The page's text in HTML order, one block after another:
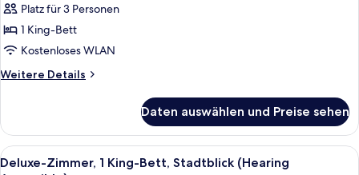
Deluxe-
Zimmer,
1 King-
Bett,
Stadtblick
Platz für 3 Personen
1 King-Bett
Kostenloses WLAN
Weitere Details
Weitere
Zimmer,
1 King-
Bett,
Daten auswählen und Preise sehen
Alle
1 Schlafzimmer, Bettwäsche aus
5
Deluxe-Zimmer, 1 King-Bett, Stadtblick (Hearing